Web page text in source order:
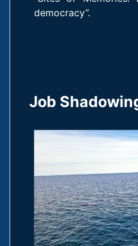
democracy”.
Job